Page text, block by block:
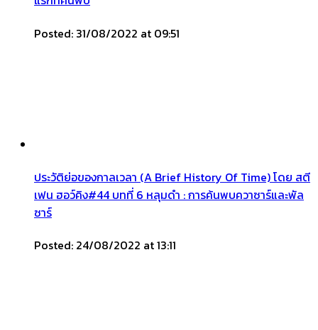
Posted: 31/08/2022 at 09:51
ประวัติย่อของกาลเวลา (A Brief History Of Time) โดย สตี
เฟน ฮอว์คิง#44 บทที่ 6 หลุมดำ : การค้นพบควาซาร์และพัล
ซาร์
Posted: 24/08/2022 at 13:11